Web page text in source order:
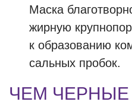
Маска
жирную
к образованию
сальных пробок.
ЧЕМ ЧЕРНЫЕ